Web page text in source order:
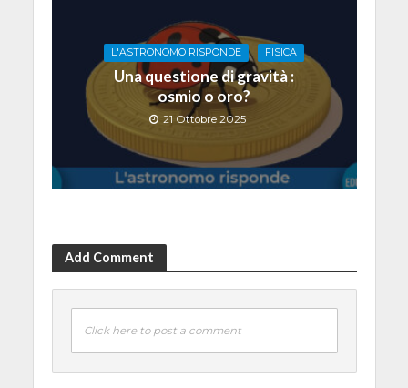
L'ASTRONOMO RISPONDE FISICA
Una questione di gravità :
osmio o oro?
21 Ottobre 2025
Add Comment
Click here to post a comment